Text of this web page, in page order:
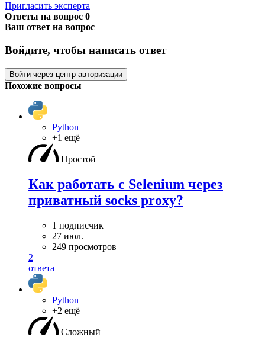
Пригласить эксперта
Ответы на вопрос 0
Ваш ответ на вопрос
Войдите, чтобы написать ответ
Войти через центр авторизации
Похожие вопросы
Python
+1 ещё
Простой
Как работать с Selenium через
приватный socks proxy?
1 подписчик
27 июл.
249 просмотров
2
ответа
Python
+2 ещё
Сложный